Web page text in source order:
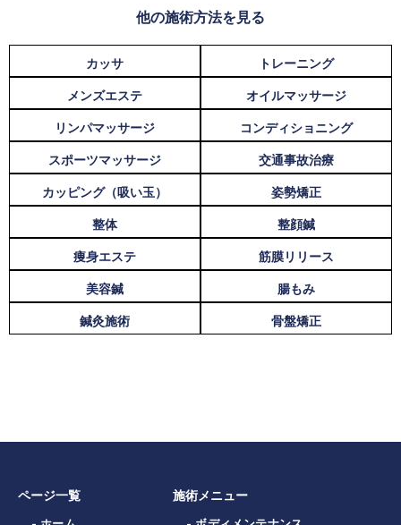
他の施術方法を見る
カッサ トレーニング
メンズエステ オイルマッサージ
リンパマッサージ コンディショニング
スポーツマッサージ 交通事故治療
カッピング（吸い玉） 姿勢矯正
整体 整顔鍼
痩身エステ 筋膜リリース
美容鍼 腸もみ
鍼灸施術 骨盤矯正
ページ一覧 施術メニュー